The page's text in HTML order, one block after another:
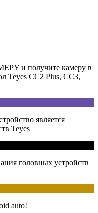
и получите камеру в
Teyes CC2 Plus, CC3,
является
Teyes
головных устройств
auto!